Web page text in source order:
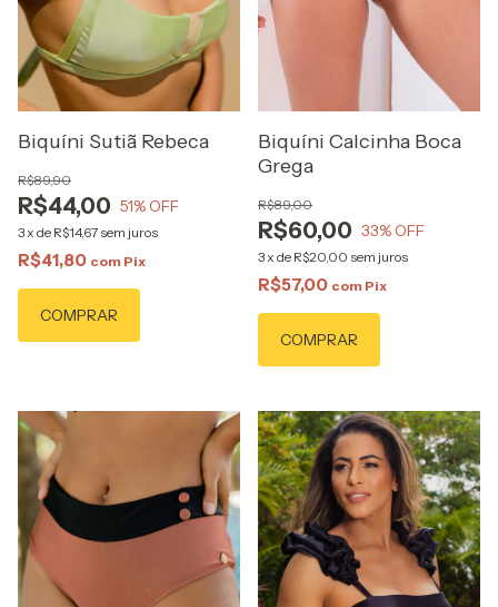
Biquíni Sutiã Rebeca
R$44,00
R$89,90
51% OFF
3 x de R$14,67 sem juros
R$41,80 com Pix
COMPRAR
Biquíni Calcinha Boca
Grega
R$60,00
R$89,00
33% OFF
3 x de R$20,00 sem juros
R$57,00 com Pix
COMPRAR